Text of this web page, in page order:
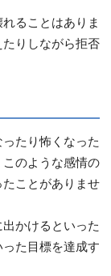
ることはありま
りしながら拒否
たり怖くなった
のような感情の
ことがありませ
かけるといった
た目標を達成す